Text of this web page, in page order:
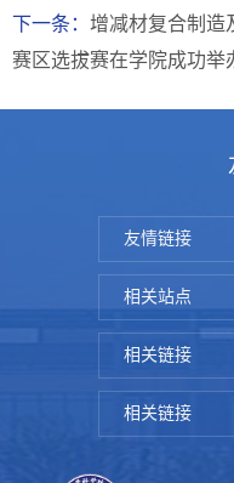
下一条： 增减材复合制造
赛区选拔赛在学院成功举
友情链接
相关站点
相关链接
相关链接